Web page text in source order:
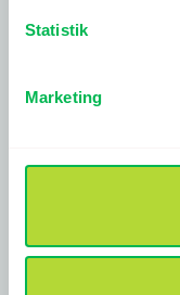
Statistik
Marketing